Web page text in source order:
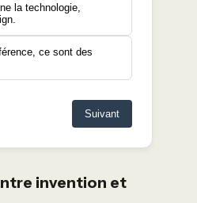
la technologie,
ce sont des
Suivant
invention et